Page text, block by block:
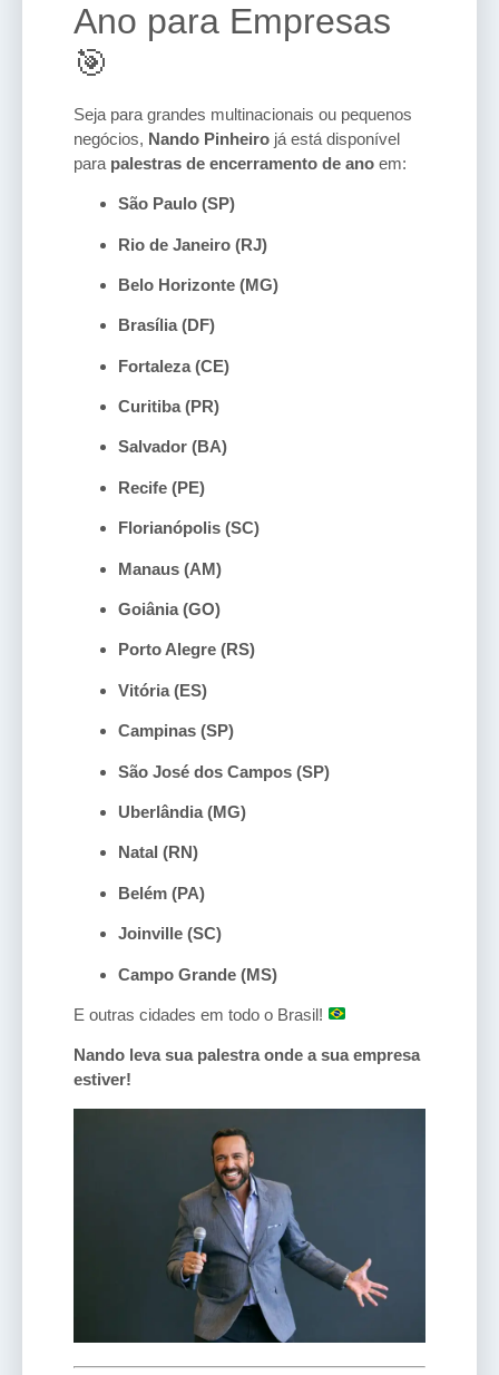
Ano para Empresas
🎯
Seja para grandes multinacionais ou pequenos
negócios, Nando Pinheiro já está disponível
para palestras de encerramento de ano em:
São Paulo (SP)
Rio de Janeiro (RJ)
Belo Horizonte (MG)
Brasília (DF)
Fortaleza (CE)
Curitiba (PR)
Salvador (BA)
Recife (PE)
Florianópolis (SC)
Manaus (AM)
Goiânia (GO)
Porto Alegre (RS)
Vitória (ES)
Campinas (SP)
São José dos Campos (SP)
Uberlândia (MG)
Natal (RN)
Belém (PA)
Joinville (SC)
Campo Grande (MS)
E outras cidades em todo o Brasil!
Nando leva sua palestra onde a sua empresa
estiver!